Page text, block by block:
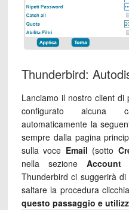
Thunderbird:
Lanciamo il nostro client
configurato alcuna
automaticamente la
sempre dalla pagina
sulla voce Email (sotto
nella sezione Account
Thunderbird ci suggerirà
saltare la procedura
questo passaggio e